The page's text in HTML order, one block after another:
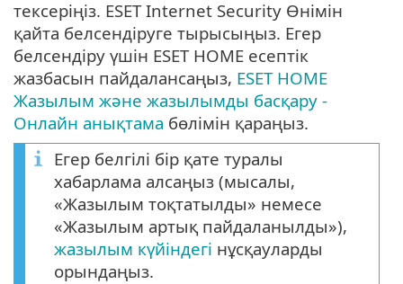
тексеріңіз. ESET Internet Security Өнімін
қайта белсендіруге тырысыңыз. Егер
белсендіру үшін ESET HOME есептік
жазбасын пайдалансаңыз, ESET HOME
Жазылым және жазылымды басқару -
Онлайн анықтама бөлімін қараңыз.
Егер белгілі бір қате туралы
хабарлама алсаңыз (мысалы,
«Жазылым тоқтатылды» немесе
«Жазылым артық пайдаланылды»),
жазылым күйіндегі нұсқауларды
орындаңыз.